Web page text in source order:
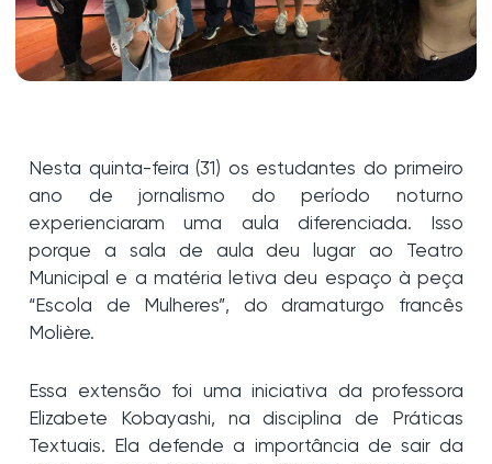
Nesta quinta-feira (31) os estudantes do primeiro
ano de jornalismo do período noturno
experienciaram uma aula diferenciada. Isso
porque a sala de aula deu lugar ao Teatro
Municipal e a matéria letiva deu espaço à peça
“Escola de Mulheres”, do dramaturgo francês
Molière.
Essa extensão foi uma iniciativa da professora
Elizabete Kobayashi, na disciplina de Práticas
Textuais. Ela defende a importância de sair da